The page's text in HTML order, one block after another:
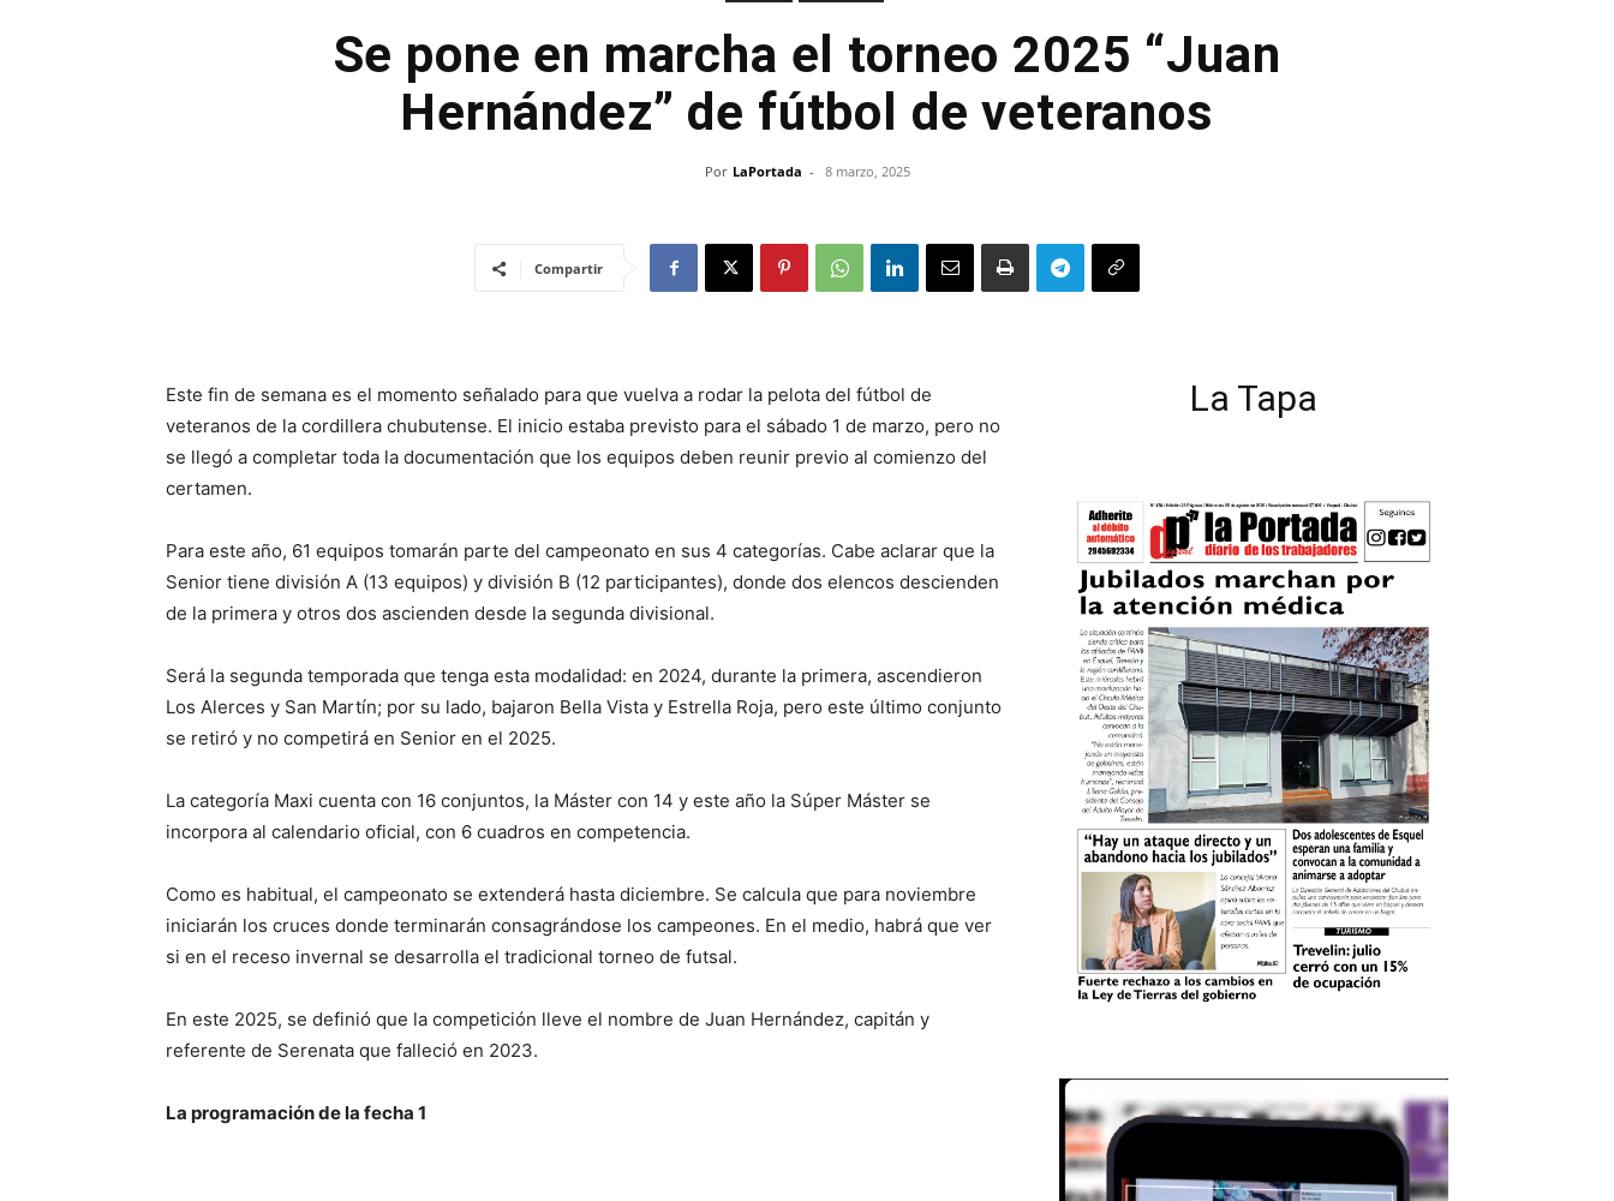
Se pone en marcha el torneo 2025 “Juan
Hernández” de fútbol de veteranos
Por LaPortada - 8 marzo, 2025
Compartir
Este fin de semana es el momento señalado para que vuelva a rodar la pelota del fútbol de
veteranos de la cordillera chubutense. El inicio estaba previsto para el sábado 1 de marzo, pero no
se llegó a completar toda la documentación que los equipos deben reunir previo al comienzo del
certamen.
Para este año, 61 equipos tomarán parte del campeonato en sus 4 categorías. Cabe aclarar que la
Senior tiene división A (13 equipos) y división B (12 participantes), donde dos elencos descienden
de la primera y otros dos ascienden desde la segunda divisional.
Será la segunda temporada que tenga esta modalidad: en 2024, durante la primera, ascendieron
Los Alerces y San Martín; por su lado, bajaron Bella Vista y Estrella Roja, pero este último conjunto
se retiró y no competirá en Senior en el 2025.
La categoría Maxi cuenta con 16 conjuntos, la Máster con 14 y este año la Súper Máster se
incorpora al calendario oficial, con 6 cuadros en competencia.
Como es habitual, el campeonato se extenderá hasta diciembre. Se calcula que para noviembre
iniciarán los cruces donde terminarán consagrándose los campeones. En el medio, habrá que ver
si en el receso invernal se desarrolla el tradicional torneo de futsal.
En este 2025, se definió que la competición lleve el nombre de Juan Hernández, capitán y
referente de Serenata que falleció en 2023.
La programación de la fecha 1
La Tapa